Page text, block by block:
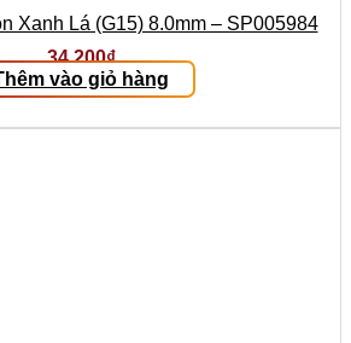
Xanh Lá (G15) 8.0mm – SP005984
34.200₫
vào giỏ hàng